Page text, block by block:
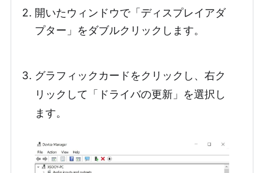
開いたウィンドウで「ディスプレイアダ
プター」をダブルクリックします。
グラフィックカードをクリックし、右ク
リックして「ドライバの更新」を選択し
ます。